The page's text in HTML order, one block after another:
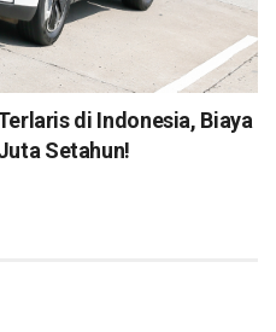
di Indonesia, Biaya
Setahun!